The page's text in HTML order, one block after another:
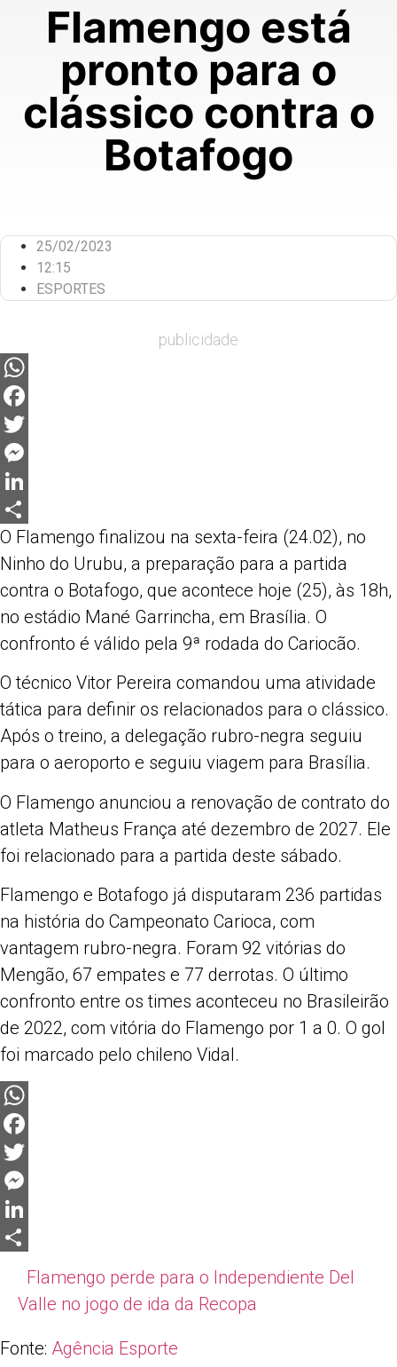
Flamengo está
pronto para o
clássico contra o
Botafogo
25/02/2023
12:15
ESPORTES
publicidade
WhatsApp
Facebook
Twitter
Messenger
LinkedIn
Share
O Flamengo finalizou na sexta-feira (24.02), no
Ninho do Urubu, a preparação para a partida
contra o Botafogo, que acontece hoje (25), às 18h,
no estádio Mané Garrincha, em Brasília. O
confronto é válido pela 9ª rodada do Cariocão.
O técnico Vitor Pereira comandou uma atividade
tática para definir os relacionados para o clássico.
Após o treino, a delegação rubro-negra seguiu
para o aeroporto e seguiu viagem para Brasília.
O Flamengo anunciou a renovação de contrato do
atleta Matheus França até dezembro de 2027. Ele
foi relacionado para a partida deste sábado.
Flamengo e Botafogo já disputaram 236 partidas
na história do Campeonato Carioca, com
vantagem rubro-negra. Foram 92 vitórias do
Mengão, 67 empates e 77 derrotas. O último
confronto entre os times aconteceu no Brasileirão
de 2022, com vitória do Flamengo por 1 a 0. O gol
foi marcado pelo chileno Vidal.
WhatsApp
Facebook
Twitter
Messenger
LinkedIn
Share
Flamengo perde para o Independiente Del
Valle no jogo de ida da Recopa
Fonte: Agência Esporte